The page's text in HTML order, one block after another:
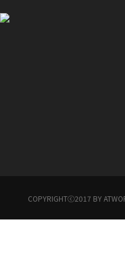
COPYRIGHTⓒ2017 BY